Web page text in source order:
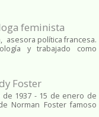
feminista
asesora política francesa.
y trabajado como
Foster
1937 - 15 de enero de
Norman Foster famoso